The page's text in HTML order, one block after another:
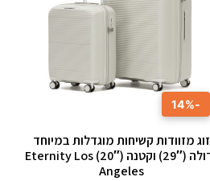
-14%
זוג מזוודות קשיחות מוגדלות במיוחד
גדולה (29″) וקטנה (20″) Eternity Los
Angeles